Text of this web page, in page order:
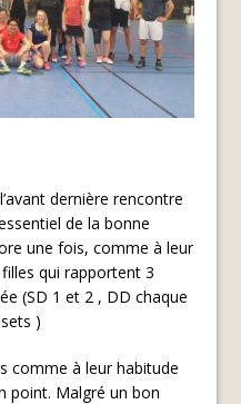
dernière rencontre
de la bonne
une fois, comme à leur
qui rapportent 3
(SD 1 et 2 , DD chaque
)
comme à leur habitude
point. Malgré un bon